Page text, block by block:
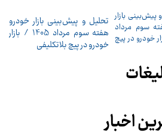
تحلیل و پیش‌بینی بازار خودرو
هفته سوم مرداد 1405 / بازار
خودرو در پیچ بلاتکلیفی
اخبار